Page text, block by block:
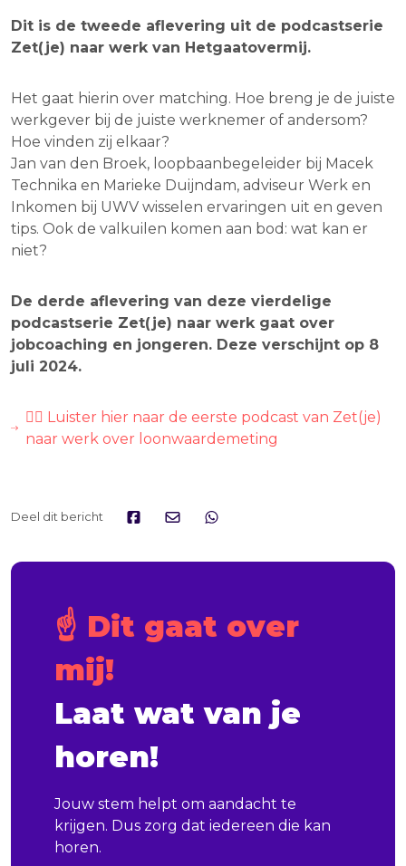
Dit is de tweede aflevering uit de podcastserie
Zet(je) naar werk van Hetgaatovermij.
Het gaat hierin over matching. Hoe breng je de juiste
werkgever bij de juiste werknemer of andersom?
Hoe vinden zij elkaar?
Jan van den Broek, loopbaanbegeleider bij Macek
Technika en Marieke Duijndam, adviseur Werk en
Inkomen bij UWV wisselen ervaringen uit en geven
tips. Ook de valkuilen komen aan bod: wat kan er
niet?
De derde aflevering van deze vierdelige
podcastserie Zet(je) naar werk gaat over
jobcoaching en jongeren. Deze verschijnt op 8
juli 2024.
👉🏿 Luister hier naar de eerste podcast van Zet(je)
naar werk over loonwaardemeting
Deel dit bericht
☝️ Dit gaat over
mij!
Laat wat van je
horen!
Jouw stem helpt om aandacht te
krijgen. Dus zorg dat iedereen die kan
horen.